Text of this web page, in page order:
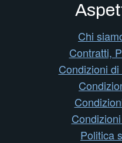
Chi
Contratti,
Condizioni
Politica